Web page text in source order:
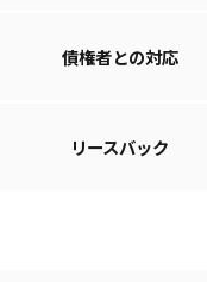
債権者との対応
リースバック